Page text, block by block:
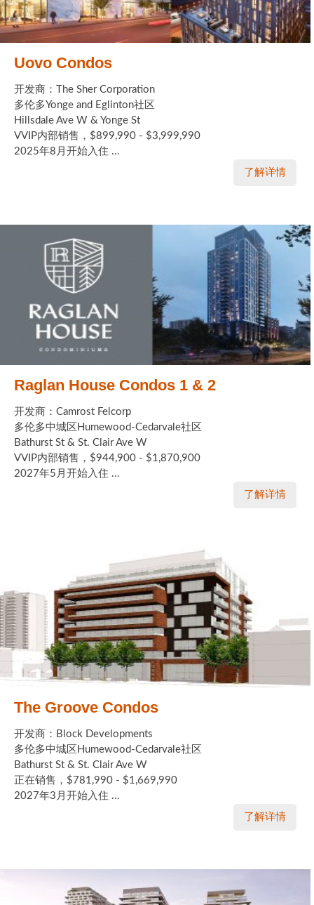
Uovo Condos
开发商：The Sher Corporation
多伦多Yonge and Eglinton社区
Hillsdale Ave W & Yonge St
VVIP内部销售，$899,990 - $3,999,990
2025年8月开始入住 ...
了解详情
Raglan House Condos 1 & 2
开发商：Camrost Felcorp
多伦多中城区Humewood-Cedarvale社区
Bathurst St & St. Clair Ave W
VVIP内部销售，$944,900 - $1,870,900
2027年5月开始入住 ...
了解详情
The Groove Condos
开发商：Block Developments
多伦多中城区Humewood-Cedarvale社区
Bathurst St & St. Clair Ave W
正在销售，$781,990 - $1,669,990
2027年3月开始入住 ...
了解详情